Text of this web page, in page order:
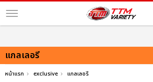
แกลเลอรี
หน้าแรก exclusive แกลเลอรี